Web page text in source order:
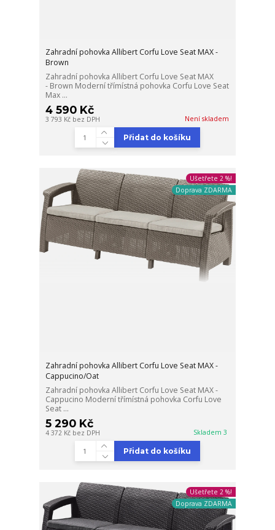
Zahradní pohovka Allibert Corfu Love Seat MAX -
Brown
Zahradní pohovka Allibert Corfu Love Seat MAX
- Brown Moderní třímístná pohovka Corfu Love Seat
Max ...
4 590 Kč
3 793 Kč bez DPH Není skladem
Přidat do košíku
Ušetřete 2 %!
Doprava ZDARMA
Zahradní pohovka Allibert Corfu Love Seat MAX -
Cappucino/Oat
Zahradní pohovka Allibert Corfu Love Seat MAX -
Cappucino Moderní třímístná pohovka Corfu Love
Seat ...
5 290 Kč
4 372 Kč bez DPH Skladem 3
Přidat do košíku
Ušetřete 2 %!
Doprava ZDARMA